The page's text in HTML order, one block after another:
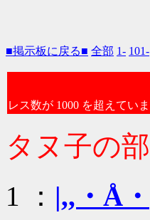
■掲示板に戻る■ 全部 1- 101-
レス数が 1000 を超えてい
タヌ子の
1 ： |,,・Å